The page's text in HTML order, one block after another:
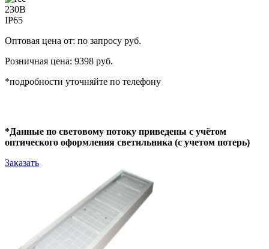
230В
IP65
Оптовая цена от: по запросу руб.
Розничная цена: 9398 руб.
*подробности уточняйте по телефону
*Данные по световому потоку приведены с учётом
оптического оформления светильника (с учетом потерь)
Заказать